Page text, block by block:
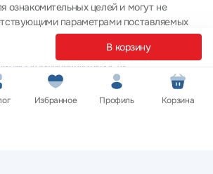
В корзину
ознакомительных целей и могут не
параметрами поставляемых
информацию у менеджера при
конфиденциальности
— 2026 ООО «Эпл Тэк»
Избранное Профиль Корзина